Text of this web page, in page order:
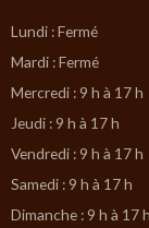
Lundi : Fermé
Mardi : Fermé
Mercredi : 9 h à 17 h
Jeudi : 9 h à 17 h
Vendredi : 9 h à 17 h
Samedi : 9 h à 17 h
Dimanche : 9 h à 17 h